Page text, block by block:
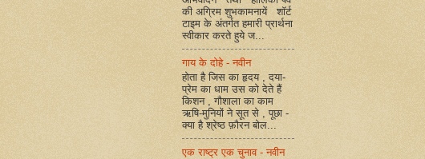
की अग्रिम शुभकामनायें शॉर्ट
टाइम के अंतर्गत हमारी प्रार्थना
स्वीकार करते हुये ज...
गाय के दोहे - नवीन
होता है जिस का हृदय , दया-
प्रेम का धाम उस को देते हैं
किशन , गौशाला का काम
ऋषि-मुनियों ने सूत से , पूछा -
क्या है श्रेष्ठ फ़ौरन बोल...
एक राष्ट्र एक चुनाव - नवीन